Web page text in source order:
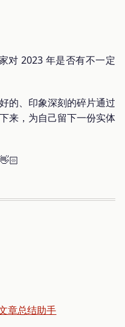
对 2023 年是否有不一定
的、印象深刻的碎片通过
来，为自己留下一份实体
章总结助手